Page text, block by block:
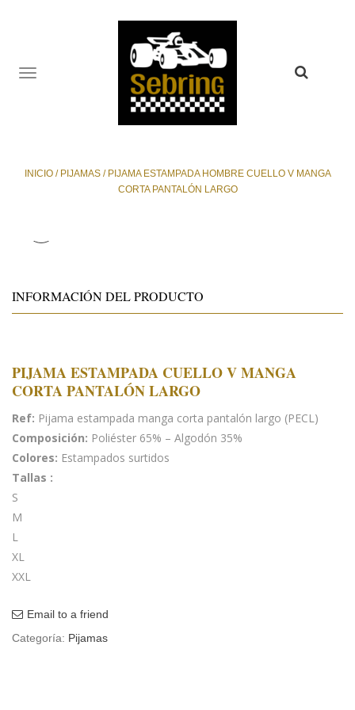
TOGGLE
NAVIGATION
INICIO / PIJAMAS /PIJAMA ESTAMPADA HOMBRE CUELLO V MANGA
CORTA PANTALÓN LARGO
INFORMACIÓN DEL PRODUCTO
PIJAMA ESTAMPADA CUELLO V MANGA
CORTA PANTALÓN LARGO
Ref: Pijama estampada manga corta pantalón largo (PECL)
Composición: Poliéster 65% – Algodón 35%
Colores: Estampados surtidos
Tallas :
S
M
L
XL
XXL
Email to a friend
Categoría: Pijamas